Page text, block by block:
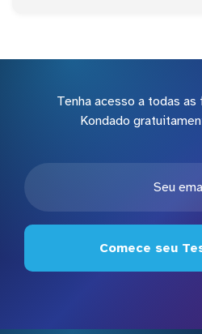
Tenha acesso a todas
Kondado
Comece seu